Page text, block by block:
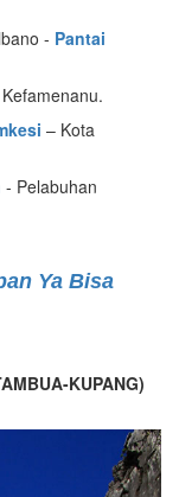
- Pantai
– Kota
- Pelabuhan
Ya Bisa
-KUPANG)